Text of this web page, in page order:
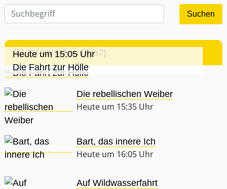
TV-Vorschau (Pro7)
Heute um 15:05 Uhr
Die Fahrt zur Hölle
Die rebellischen Weiber
Heute um 15:35 Uhr
Bart, das innere Ich
Heute um 16:05 Uhr
Auf Wildwasserfahrt